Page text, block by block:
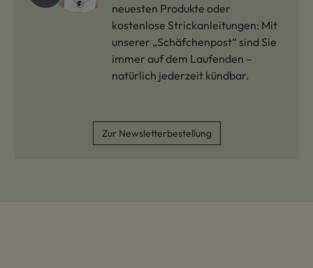
neuesten Produkte oder
kostenlose Strickanleitungen: Mit
unserer „Schäfchenpost“ sind Sie
immer auf dem Laufenden –
natürlich jederzeit kündbar.
Zur Newsletterbestellung